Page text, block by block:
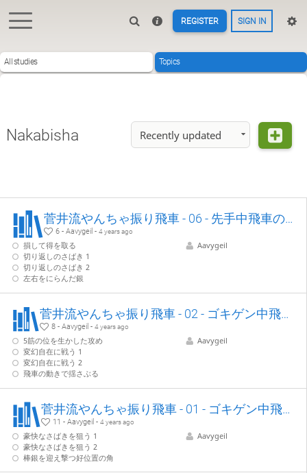
REGISTER SIGN IN
All studies Topics
Nakabisha Recently updated
菅井流やんちゃ振り飛車 - 06 - 先手中飛車の戦い
6 - Aavygeil - 4 years ago
損して得を取る
切り返しのさばき 1
切り返しのさばき 2
左右をにらんだ銀
Aavygeil
菅井流やんちゃ振り飛車 - 02 - ゴキゲン中飛車vs.持久戦
8 - Aavygeil -4 years ago
5筋の位を生かした攻め
変幻自在に戦う 1
変幻自在に戦う 2
飛車の動きで揺さぶる
Aavygeil
菅井流やんちゃ振り飛車 - 01 - ゴキゲン中飛車vs.急戦
11 - Aavygeil - 4 years ago
豪快なさばきを狙う 1
豪快なさばきを狙う 2
棒銀を迎え撃つ好位置の角
Aavygeil